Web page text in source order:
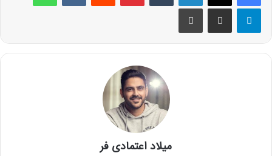
تلگرام اشتراک گذاری از طریق ایمیل چاپ
میلاد اعتمادی فر